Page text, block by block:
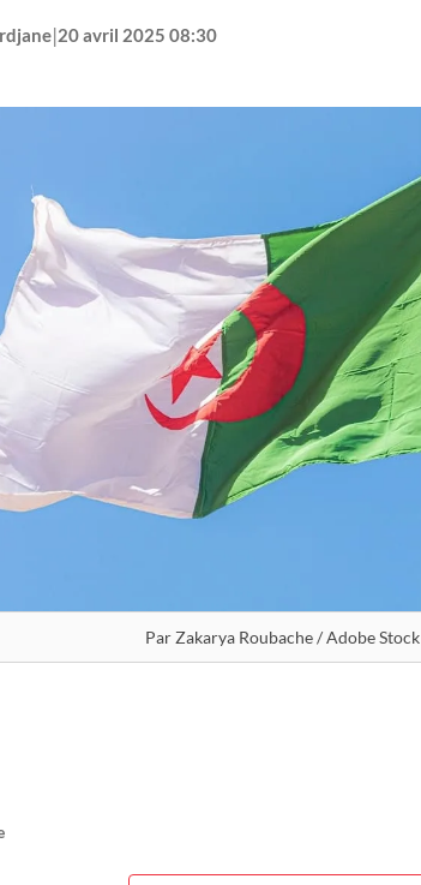
|20 avril 2025 08:30
Par Zakarya Roubache / Adobe Stock